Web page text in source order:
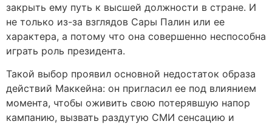
закрыть ему путь к высшей должности в стране. И
не только из-за взглядов Сары Палин или ее
характера, а потому что она совершенно неспособна
играть роль президента.
Такой выбор проявил основной недостаток образа
действий Маккейна: он пригласил ее под влиянием
момента, чтобы оживить свою потерявшую напор
кампанию, вызвать раздутую СМИ сенсацию и